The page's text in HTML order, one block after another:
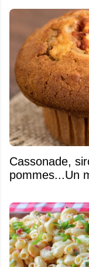
​Cassonade,
pommes...Un